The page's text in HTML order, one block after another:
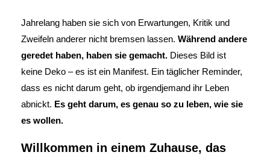
Jahrelang haben sie sich von Erwartungen, Kritik und
Zweifeln anderer nicht bremsen lassen. Während andere
geredet haben, haben sie gemacht. Dieses Bild ist
keine Deko – es ist ein Manifest. Ein täglicher Reminder,
dass es nicht darum geht, ob irgendjemand ihr Leben
abnickt. Es geht darum, es genau so zu leben, wie sie
es wollen.
Willkommen in einem Zuhause, das